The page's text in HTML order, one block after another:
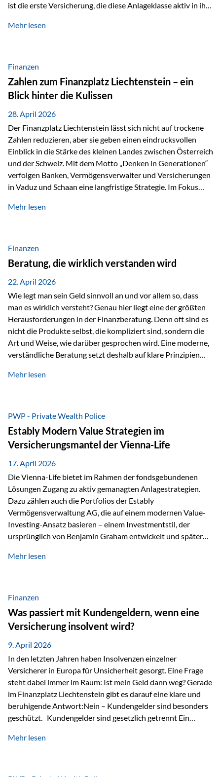
ist die erste Versicherung, die diese Anlageklasse aktiv in ihre
Vorreiter. Warum auf das Thema Produktivität setzen? Die
Wirtschaftswachstum, verändern die Spielregeln für
Investoren. Produktivität adressiert genau diese
Herausforderungen, da wirtschaftliches Wachstum
langfristig durch Produktivitätssteigerung entsteht, also
durch die Fähigkeit von Unternehmen, mehr…
Mehr lesen
Finanzen
Zahlen zum Finanzplatz Liechtenstein – ein
Blick hinter die Kulissen
28. April 2026
Der Finanzplatz Liechtenstein lässt sich nicht auf trockene
Zahlen reduzieren, aber sie geben einen eindrucksvollen
Einblick in die Stärke des kleinen Landes zwischen Österreich
und der Schweiz. Mit dem Motto „Denken in Generationen“
verfolgen Banken, Vermögensverwalter und Versicherungen
in Vaduz und Schaan eine langfristige Strategie. Im Fokus
Marktzugang Liechtenstein hat sich in den letzten Jahren zu
verfügbaren Kennzahlen (Stand Ende 2024, veröffentlicht
2025/2026)…
Mehr lesen
Finanzen
Beratung, die wirklich verstanden wird
22. April 2026
Wie legt man sein Geld sinnvoll an und vor allem so, dass
man es wirklich versteht? Genau hier liegt eine der größten
Herausforderungen in der Finanzberatung. Denn oft sind es
nicht die Produkte selbst, die kompliziert sind, sondern die
Art und Weise, wie darüber gesprochen wird. Eine moderne,
verständliche Beratung setzt deshalb auf klare Prinzipien
fünf zentrale Faktoren: eine saubere Struktur, breite
diesem Thema liefern unter anderem die praxisnahen
Ansätze von Finanzexperte Klaus Rost, der seit vielen Jahren
für eine verständliche und…
Mehr lesen
PWP - Private Wealth Police
Estably Modern Value Strategien im
Versicherungsmantel der Vienna-Life
17. April 2026
Die Vienna-Life bietet im Rahmen der fondsgebundenen
Lösungen Zugang zu aktiv gemanagten Anlagestrategien.
Dazu zählen auch die Portfolios der Estably
Vermögensverwaltung AG, die auf einem modernen Value-
Investing-Ansatz basieren – einem Investmentstil, der
ursprünglich von Benjamin Graham entwickelt und später
Modernes Value Investing als Grundlage Der
Fokus stehen Unternehmen, deren Börsenkurs unter ihrem
inneren Wert liegt. Neben klassischen
Bewertungskennzahlen werden auch qualitative Faktoren
wie Geschäftsmodell, Wettbewerbsvorteile und
Managementqualität…
Mehr lesen
Finanzen
Was passiert mit Kundengeldern, wenn eine
Versicherung insolvent wird?
9. April 2026
In den letzten Jahren haben Insolvenzen einzelner
Versicherer in Europa für Unsicherheit gesorgt. Eine Frage
steht dabei immer im Raum: Ist mein Geld dann weg? Gerade
im Finanzplatz Liechtenstein gibt es darauf eine klare und
beruhigende Antwort:Nein – Kundengelder sind besonders
geschützt. Kundengelder sind gesetzlich getrennt Ein
sogenannte Sondermasse. Das bedeutet:Die
Mehr lesen